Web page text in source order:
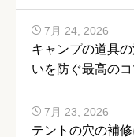
キャンプの道具
いを防ぐ最高の
7月 24, 2026
テントの穴の補
7月 23, 2026